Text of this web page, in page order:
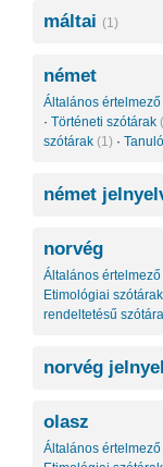
máltai (1)
német
Általános
· Történeti szótárak
szótárak (1) ·
német
norvég
Általános
Etimológiai szótárak
rendeltetésű
norvég
olasz
Általános